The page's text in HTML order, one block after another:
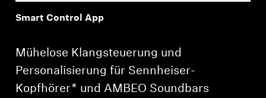
Smart Control App
Mühelose Klangsteuerung und
Personalisierung für Sennheiser-
Kopfhörer* und AMBEO Soundbars